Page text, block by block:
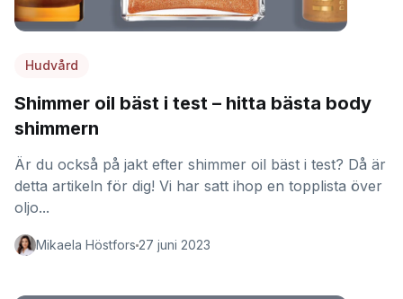
Hudvård
Shimmer oil bäst i test – hitta bästa body
shimmern
Är du också på jakt efter shimmer oil bäst i test? Då är
detta artikeln för dig! Vi har satt ihop en topplista över
oljo...
Mikaela Höstfors 27 juni 2023